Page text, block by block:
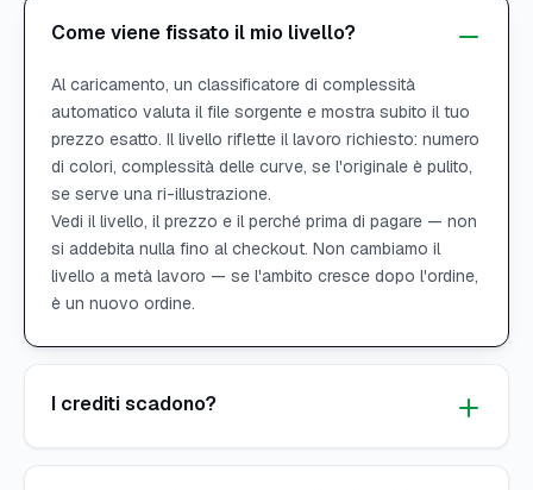
Come viene fissato il mio livello?
Al caricamento, un classificatore di complessità
automatico valuta il file sorgente e mostra subito il tuo
prezzo esatto. Il livello riflette il lavoro richiesto: numero
di colori, complessità delle curve, se l'originale è pulito,
se serve una ri-illustrazione.
Vedi il livello, il prezzo e il perché prima di pagare — non
si addebita nulla fino al checkout. Non cambiamo il
livello a metà lavoro — se l'ambito cresce dopo l'ordine,
è un nuovo ordine.
I crediti scadono?